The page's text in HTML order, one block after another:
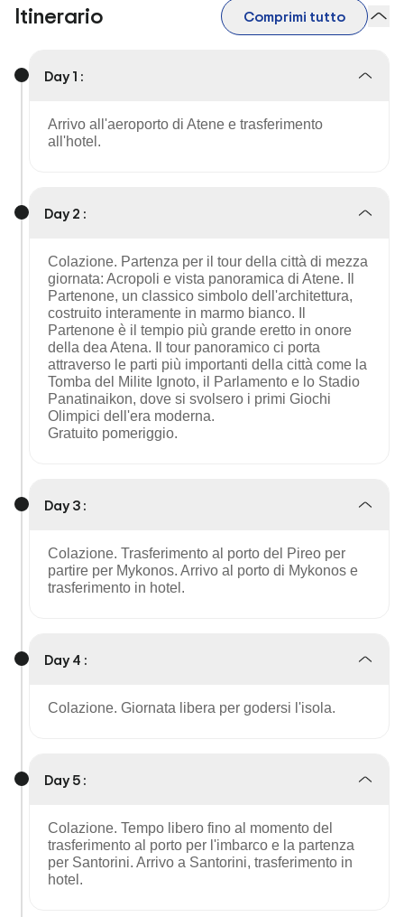
Itinerario Comprimi tutto
Day 1 :
Arrivo all'aeroporto di Atene e trasferimento
all'hotel.
Day 2 :
Colazione. Partenza per il tour della città di mezza
giornata: Acropoli e vista panoramica di Atene. Il
Partenone, un classico simbolo dell'architettura,
costruito interamente in marmo bianco. Il
Partenone è il tempio più grande eretto in onore
della dea Atena. Il tour panoramico ci porta
attraverso le parti più importanti della città come la
Tomba del Milite Ignoto, il Parlamento e lo Stadio
Panatinaikon, dove si svolsero i primi Giochi
Olimpici dell'era moderna.
Gratuito pomeriggio.
Day 3 :
Colazione. Trasferimento al porto del Pireo per
partire per Mykonos. Arrivo al porto di Mykonos e
trasferimento in hotel.
Day 4 :
Colazione. Giornata libera per godersi l'isola.
Day 5 :
Colazione. Tempo libero fino al momento del
trasferimento al porto per l'imbarco e la partenza
per Santorini. Arrivo a Santorini, trasferimento in
hotel.